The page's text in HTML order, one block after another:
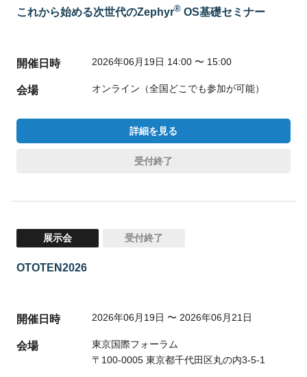
これから始める次世代のZephyr® OS基礎セミナー
開催日時 2026年06月19日 14:00 〜 15:00
会場 オンライン（全国どこでも参加が可能）
詳細を見る
受付終了
展示会 受付終了
OTOTEN2026
開催日時 2026年06月19日 〜 2026年06月21日
会場
東京国際フォーラム
〒100-0005 東京都千代田区丸の内3-5-1